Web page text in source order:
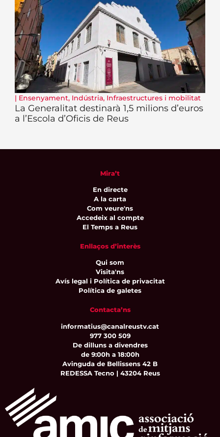
| Ensenyament, Indústria, Infraestructures i mobilitat
La Generalitat destinarà 1,5 milions d’euros
a l’Escola d’Oficis de Reus
Mira’t
En directe
A la carta
Com veure'ns
Accedeix al compte
El Temps a Reus
Enllaços d’interès
Qui som
Visita'ns
Avís legal i Política de privacitat
Política de galetes
Contacta’ns
informatius@canalreustv.cat
977 300 509
De dilluns a divendres
de 9:00h a 18:00h
Avinguda de Bellissens 42 B
REDESSA Tecno | 43204 Reus